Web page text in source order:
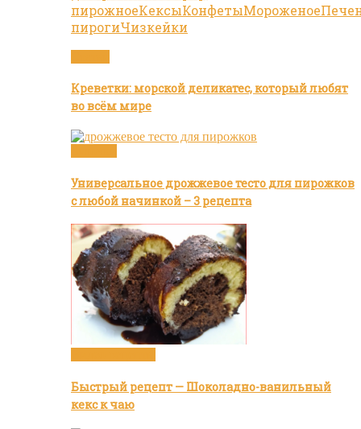
пирожноеКексыКонфетыМороженое
пирогиЧизкейки
Креветки: морской деликатес, который любят
во всём мире
Универсальное дрожжевое тесто для пирожков
с любой начинкой – 3 рецепта
Быстрый рецепт — Шоколадно-ванильный
кекс к чаю